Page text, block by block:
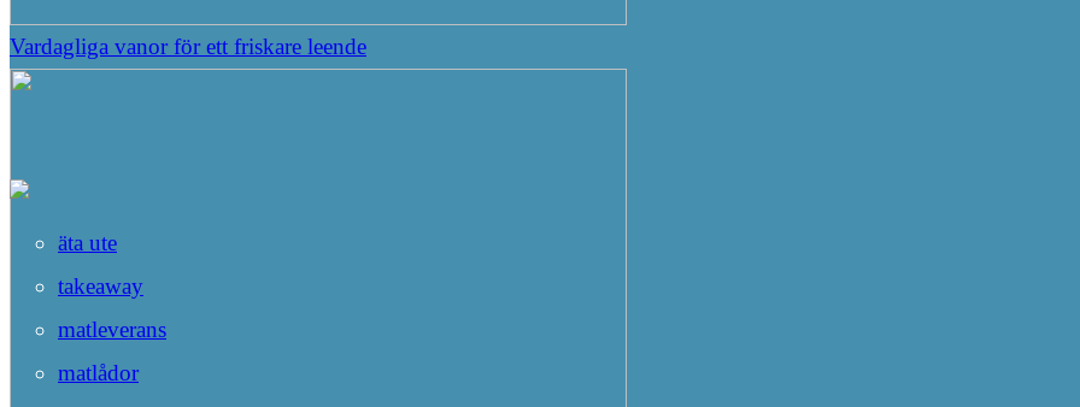
Vardagliga vanor för ett friskare leende
äta ute
takeaway
matleverans
matlådor